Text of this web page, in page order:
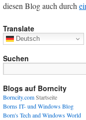
diesen Blog auch durch
Translate
Deutsch
Suchen
Blogs auf Borncity
Borncity.comStartseite
Borns IT- und Windows Blog
Born's Tech and Windows World